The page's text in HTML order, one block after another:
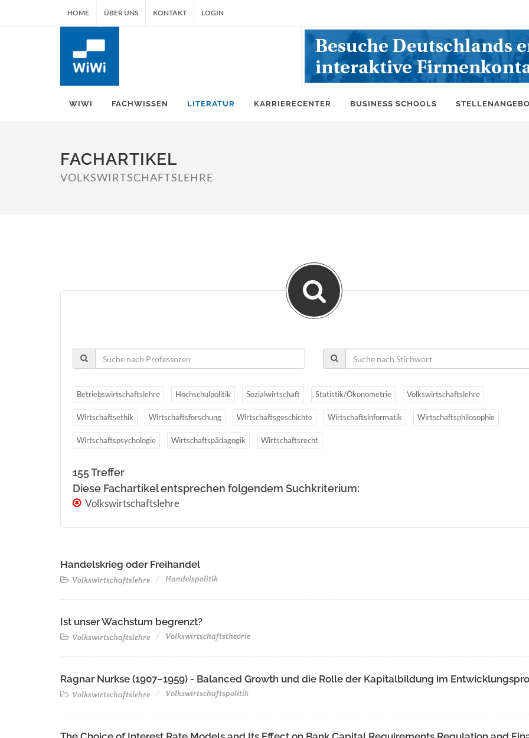
HOME ÜBER UNS KONTAKT LOGIN
WIWI FACHWISSEN LITERATUR KARRIERECENTER BUSINESS SCHOOLS
FACHARTIKEL
VOLKSWIRTSCHAFTSLEHRE
Betriebswirtschaftslehre Hochschulpolitik Sozialwirtschaft Statistik/Ökonometrie Volkswirtschaftslehre
Wirtschaftsethik Wirtschaftsforschung Wirtschaftsgeschichte Wirtschaftsinformatik Wirtschaftsphilosophie
Wirtschaftspsychologie Wirtschaftspädagogik Wirtschaftsrecht
155 Treffer
Diese Fachartikel entsprechen folgendem Suchkriterium:
Volkswirtschaftslehre
Handelskrieg oder Freihandel
Volkswirtschaftslehre Handelspolitik
Ist unser Wachstum begrenzt?
Volkswirtschaftslehre Volkswirtschaftstheorie
Ragnar Nurkse (1907–1959) - Balanced Growth und die Rolle der Kapitalbildung im
Volkswirtschaftslehre Volkswirtschaftspolitik